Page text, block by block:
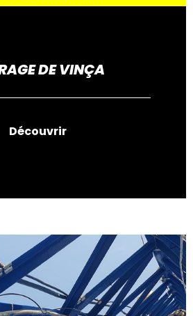
DE VINÇA
Découvrir